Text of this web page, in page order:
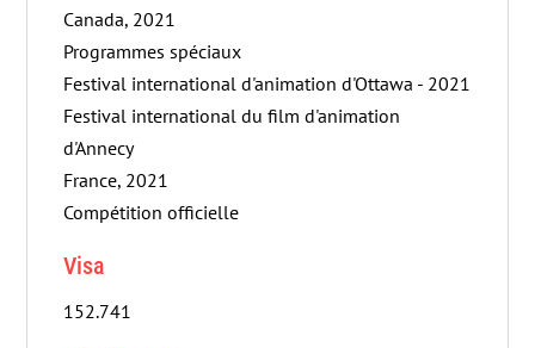
Canada, 2021
Programmes spéciaux
Festival international d'animation d'Ottawa - 2021
Festival international du film d'animation
d'Annecy
France, 2021
Compétition officielle
Visa
152.741